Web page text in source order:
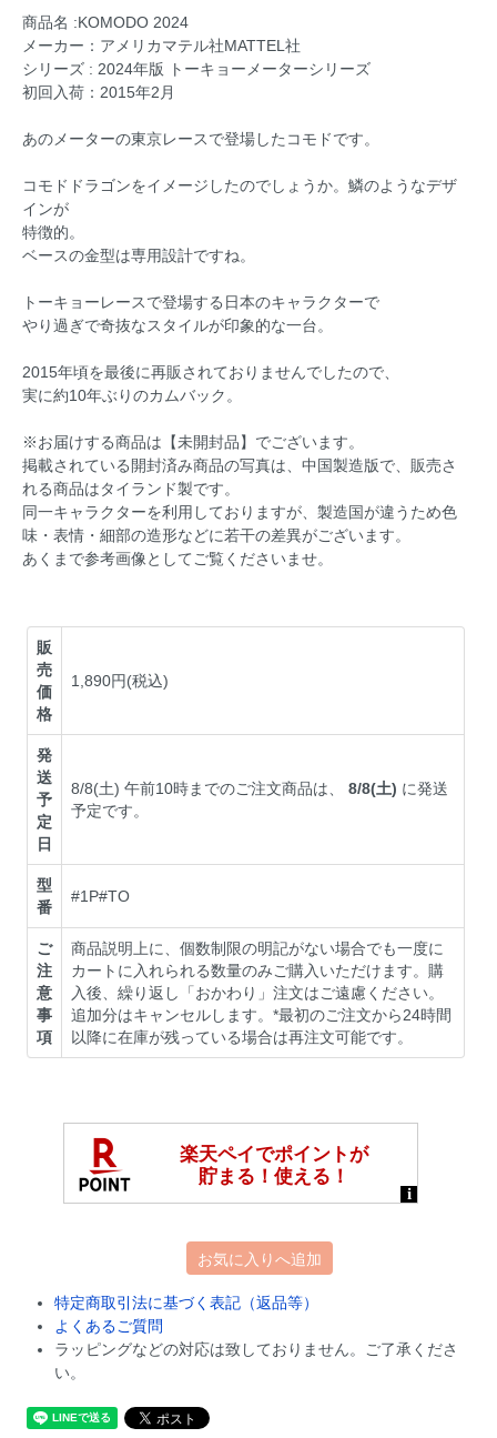
商品名 :KOMODO 2024
メーカー：アメリカマテル社MATTEL社
シリーズ : 2024年版 トーキョーメーターシリーズ
初回入荷：2015年2月
あのメーターの東京レースで登場したコモドです。
コモドドラゴンをイメージしたのでしょうか。鱗のようなデザ
インが
特徴的。
ベースの金型は専用設計ですね。
トーキョーレースで登場する日本のキャラクターで
やり過ぎで奇抜なスタイルが印象的な一台。
2015年頃を最後に再販されておりませんでしたので、
実に約10年ぶりのカムバック。
※お届けする商品は【未開封品】でございます。
掲載されている開封済み商品の写真は、中国製造版で、販売さ
れる商品はタイランド製です。
同一キャラクターを利用しておりますが、製造国が違うため色
味・表情・細部の造形などに若干の差異がございます。
あくまで参考画像としてご覧くださいませ。
販
売
価
格
1,890円(税込)
発
送
予
定
日
8/8(土) 午前10時までのご注文商品は、8/8(土) に発送
予定です。
型
番
#1P#TO
ご
注
意
事
項
商品説明上に、個数制限の明記がない場合でも一度に
カートに入れられる数量のみご購入いただけます。購
入後、繰り返し「おかわり」注文はご遠慮ください。
追加分はキャンセルします。*最初のご注文から24時間
以降に在庫が残っている場合は再注文可能です。
お気に入りへ追加
特定商取引法に基づく表記（返品等）
よくあるご質問
ラッピングなどの対応は致しておりません。ご了承くださ
い。